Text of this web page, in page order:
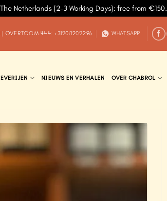
Netherlands (2-3 Working Days): free from €150.
| OVERTOOM 444: +31208202296 WHATSAPP
NIEUWS EN VERHALEN OVER CHABROL